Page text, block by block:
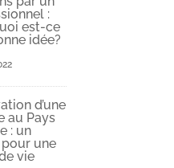
:
est-ce
idée?
d’une
au Pays
: un
une
vie